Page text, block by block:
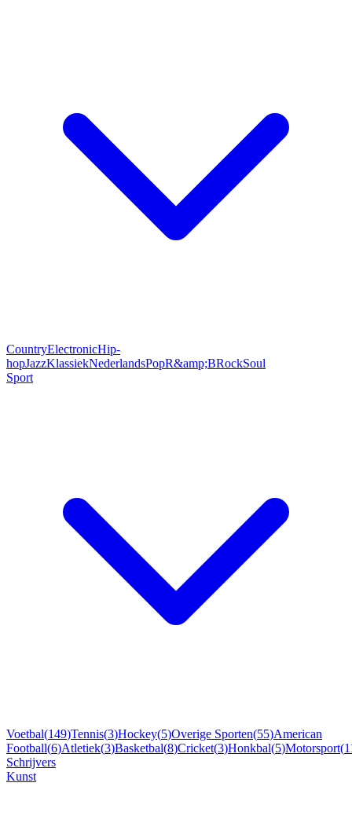
CountryElectronicHip-
hopJazzKlassiekNederlandsPopR&amp;BRockSoul
Sport
Voetbal(149)Tennis(3)Hockey(5)Overige Sporten(55)American
Football(6)Atletiek(3)Basketbal(8)Cricket(3)Honkbal(5)Motorsport(
Schrijvers
Kunst